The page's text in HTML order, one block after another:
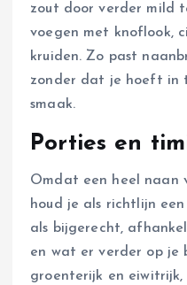
zout door verder mild
voegen met knoflook,
kruiden. Zo past
zonder dat je hoeft in
smaak.
Porties en
Omdat een heel naan
houd je als richtlijn
als bijgerecht,
en wat er verder op je
groenterijk en